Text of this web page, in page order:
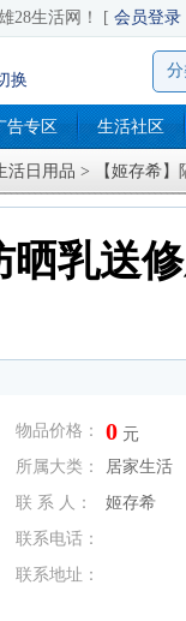
28生活网！ [ 会员登录
换
告专区 生活社区
活日用品 > 【姬存希】
晒乳送
物品价格： 0 元
所属大类：
居家生活
联 系 人：
姬存希
联系电话：
联系地址：